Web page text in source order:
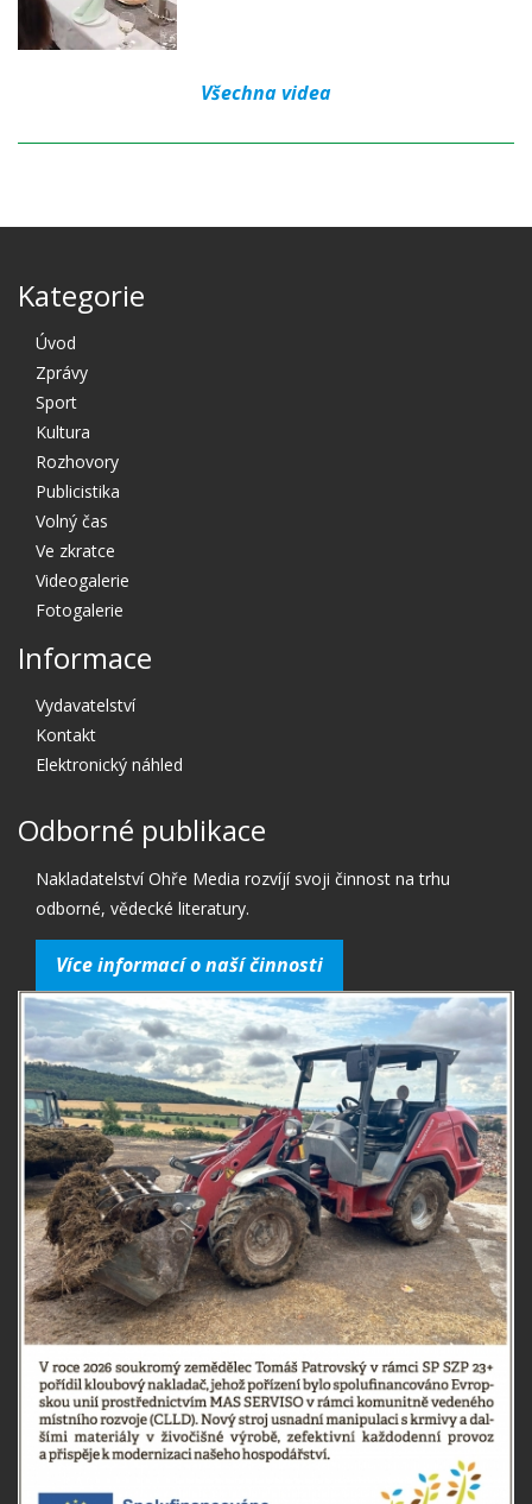
Všechna videa
Kategorie
Úvod
Zprávy
Sport
Kultura
Rozhovory
Publicistika
Volný čas
Ve zkratce
Videogalerie
Fotogalerie
Informace
Vydavatelství
Kontakt
Elektronický náhled
Odborné publikace
Nakladatelství Ohře Media rozvíjí svoji činnost na trhu
odborné, vědecké literatury.
Více informací o naší činnosti